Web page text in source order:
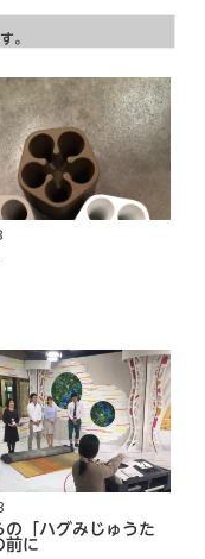
。
の「ハグみじゅうた
前に